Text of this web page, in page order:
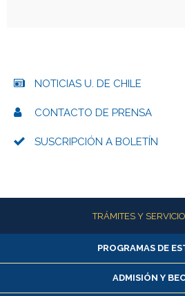
NOTICIAS U. DE CHILE
CONTACTO DE PRENSA
SUSCRIPCIÓN A BOLETÍN
Más informaciónTRÁMITES Y
Alumnas/os y
Matrícula en
Inscripción y cambio de
PROGRAMAS DE
ADMISIÓN Y